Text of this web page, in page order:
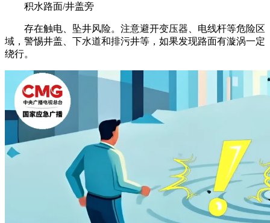
积水路面/井盖旁
存在触电、坠井风险。注意避开变压器、电线杆等危险区
域，警惕井盖、下水道和排污井等，如果发现路面有漩涡一定
绕行。